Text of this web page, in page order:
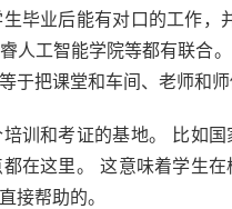
毕业后能有对口的工作
人工智能学院等都有联合
于把课堂和车间、老师和师
训和考证的基地。 比如
在这里。 这意味着学生
接帮助的。